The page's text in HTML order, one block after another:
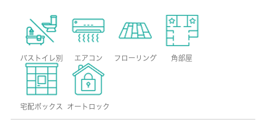
バストイレ別 エアコン フローリング 角部屋
宅配ボックス オートロック